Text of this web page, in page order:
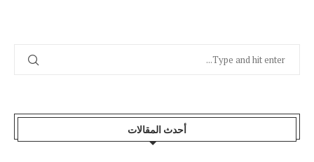
أحدث المقالات